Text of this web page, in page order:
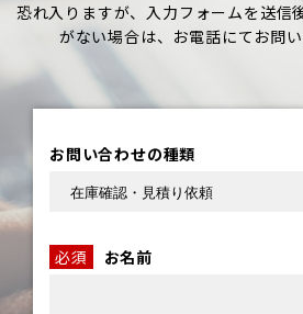
恐れ入りますが、入力フォームを送信
がない場合は、お電話にてお問い
お問い合わせの種類
必須 お名前